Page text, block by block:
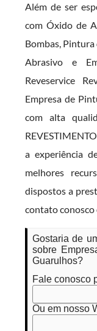
Além de ser
com Óxido de
Bombas, Pintura
Abrasivo e
Reveservice
Empresa de
com alta
a experiência
melhores
dispostos a
contato conosco
Gostaria de
sobre
Guarulhos?
Fale conosco
Ou em nosso